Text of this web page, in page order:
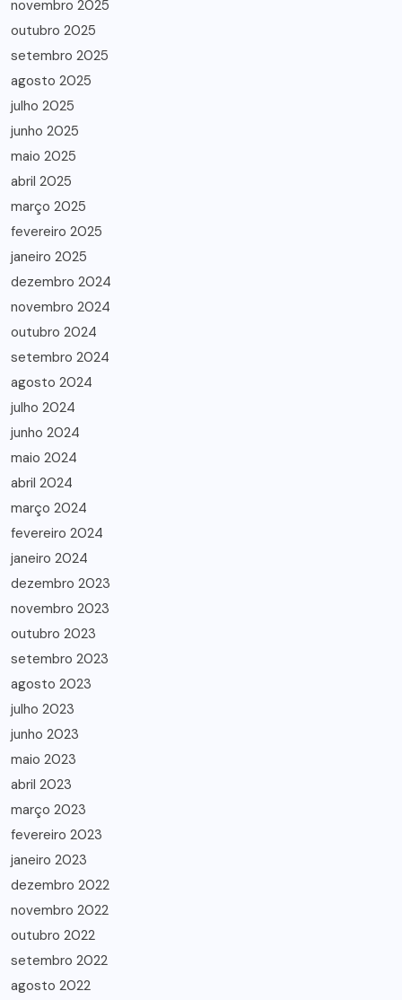
novembro 2025
outubro 2025
setembro 2025
agosto 2025
julho 2025
junho 2025
maio 2025
abril 2025
março 2025
fevereiro 2025
janeiro 2025
dezembro 2024
novembro 2024
outubro 2024
setembro 2024
agosto 2024
julho 2024
junho 2024
maio 2024
abril 2024
março 2024
fevereiro 2024
janeiro 2024
dezembro 2023
novembro 2023
outubro 2023
setembro 2023
agosto 2023
julho 2023
junho 2023
maio 2023
abril 2023
março 2023
fevereiro 2023
janeiro 2023
dezembro 2022
novembro 2022
outubro 2022
setembro 2022
agosto 2022